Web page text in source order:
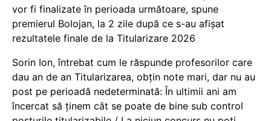
vor fi finalizate în perioada următoare, spune
premierul Bolojan, la 2 zile după ce s-au afișat
rezultatele finale de la Titularizare 2026
Sorin Ion, întrebat cum le răspunde profesorilor care
dau an de an Titularizarea, obțin note mari, dar nu au
post pe perioadă nedeterminată: În ultimii ani am
încercat să ținem cât se poate de bine sub control